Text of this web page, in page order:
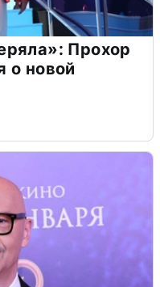
Прохор
о новой